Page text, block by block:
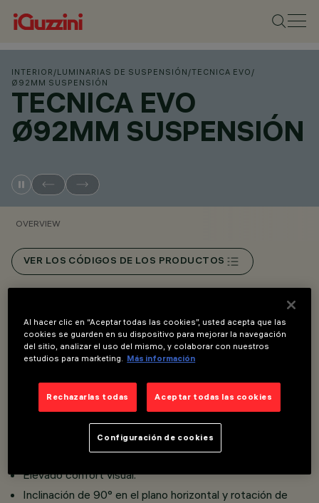
INTERIOR /LUMINARIAS DE SUSPENSIÓN /TECNICA EVO /
Ø92MM SUSPENSIÓN
TECNICA EVO
Ø92MM SUSPENSIÓN
OVERVIEW
VER LOS CÓDIGOS DE LOS PRODUCTOS
Luminaria de suspensión con adaptador para instalación
Realizado en aluminio fundido a presión y material
termoplástico.
Reflectores intercambiables de alto rendimiento con
elevada eficiencia luminosa.
Elevado confort visual.
Inclinación de 90° en el plano horizontal y rotación de
Al hacer clic en “Aceptar todas las cookies”, usted acepta que las
cookies se guarden en su dispositivo para mejorar la navegación
del sitio, analizar el uso del mismo, y colaborar con nuestros
estudios para marketing. Más información
Rechazarlas todas Aceptar todas las cookies
Configuración de cookies